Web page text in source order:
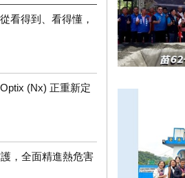
看得到、看得懂，
(Nx) 正重新定
，全面精進熱危害